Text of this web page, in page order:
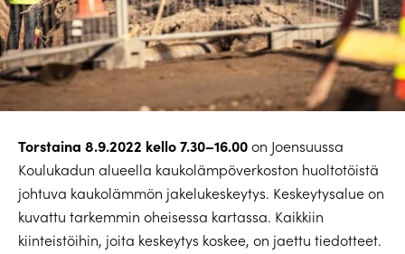
Torstaina 8.9.2022 kello 7.30–16.00on Joensuussa
Koulukadun alueella kaukolämpöverkoston huoltotöistä
johtuva kaukolämmön jakelukeskeytys. Keskeytysalue on
kuvattu tarkemmin oheisessa kartassa. Kaikkiin
kiinteistöihin, joita keskeytys koskee, on jaettu tiedotteet.